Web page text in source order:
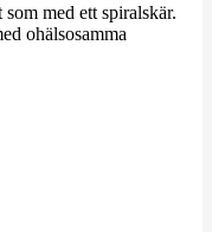
med ett spiralskär.
ohälsosamma